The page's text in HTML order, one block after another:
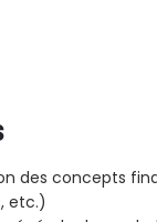
des concepts
etc.)